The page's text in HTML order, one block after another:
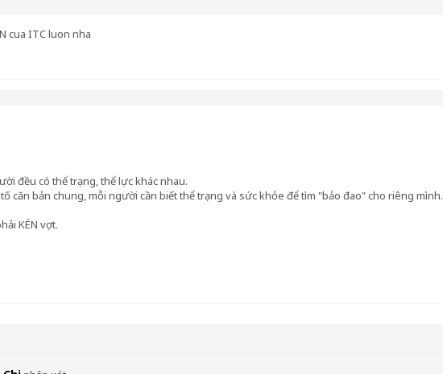
cua ITC luon nha
đều có thể trạng, thể lực khác nhau.
căn bản chung, mỗi người cần biết thể trạng và sức khỏe để tìm "bảo đao" cho riêng mình.
KÉN vợt.